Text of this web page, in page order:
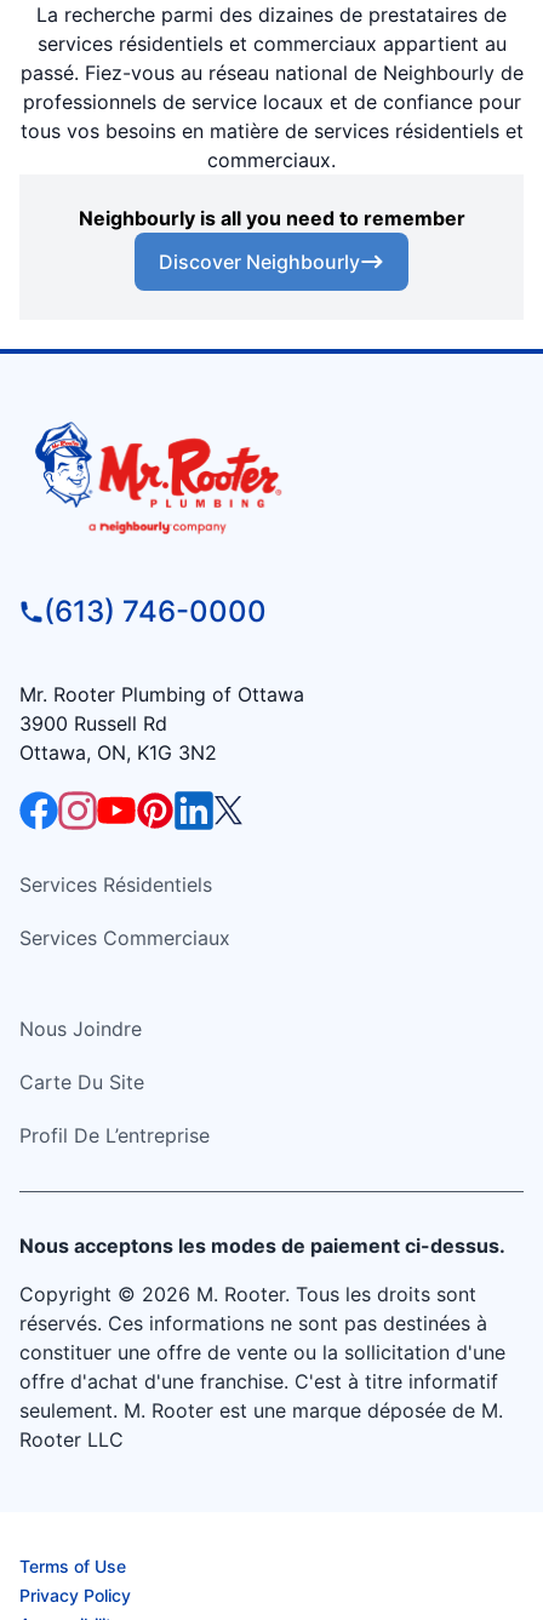
La recherche parmi des dizaines de prestataires de
services résidentiels et commerciaux appartient au
passé. Fiez-vous au réseau national de Neighbourly de
professionnels de service locaux et de confiance pour
tous vos besoins en matière de services résidentiels et
commerciaux.
Neighbourly is all you need to remember
Discover Neighbourly
(613) 746-0000
Mr. Rooter Plumbing of Ottawa
3900 Russell Rd
Ottawa, ON, K1G 3N2
Services Résidentiels
Services Commerciaux
Nous Joindre
Carte Du Site
Profil De L’entreprise
Nous acceptons les modes de paiement ci-dessus.
Copyright © 2026 M. Rooter. Tous les droits sont
réservés. Ces informations ne sont pas destinées à
constituer une offre de vente ou la sollicitation d'une
offre d'achat d'une franchise. C'est à titre informatif
seulement. M. Rooter est une marque déposée de M.
Rooter LLC
Terms of Use
Privacy Policy